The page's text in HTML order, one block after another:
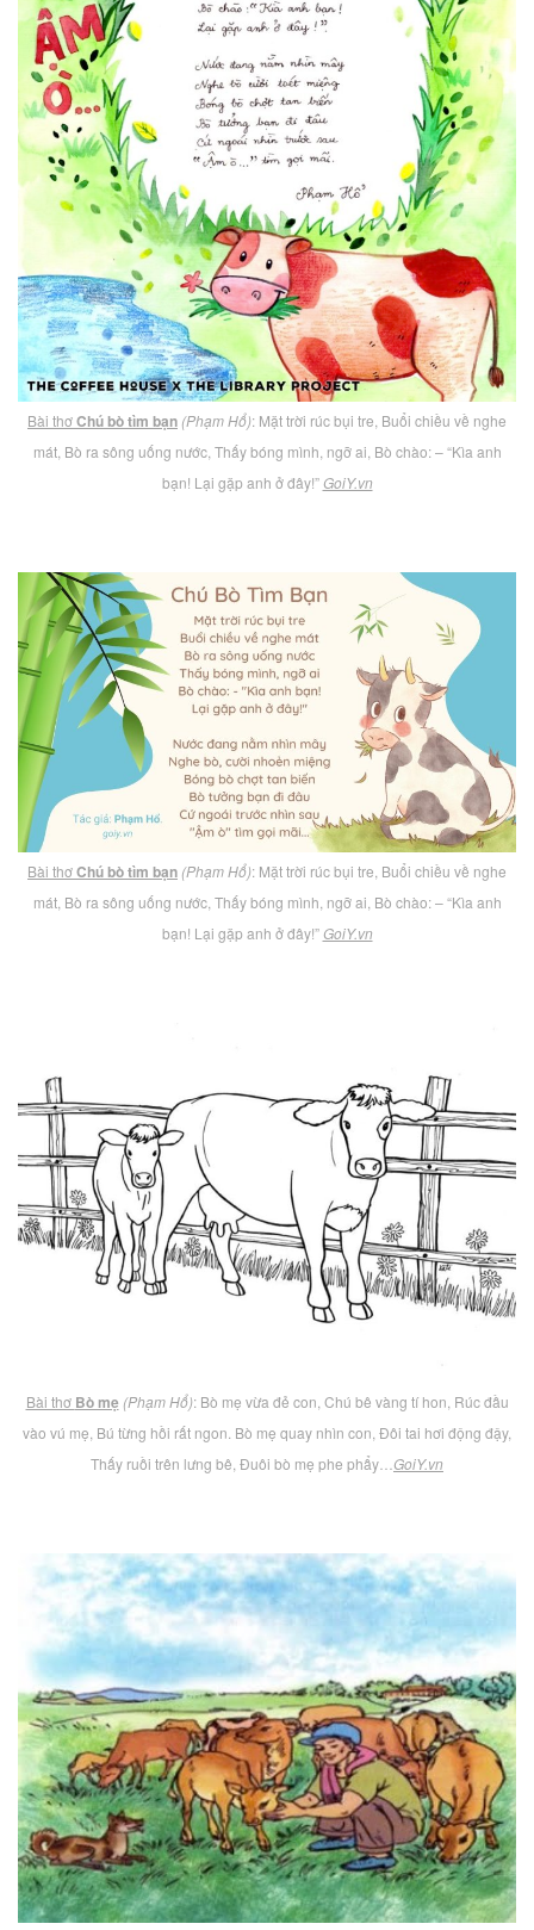
Bài thơChú bò tìm bạn (Phạm Hổ): Mặt trời rúc bụi tre, Buổi chiều về nghe
mát, Bò ra sông uống nước, Thấy bóng mình, ngỡ ai, Bò chào: – “Kìa anh
bạn! Lại gặp anh ở đây!” GoiY.vn
Bài thơChú bò tìm bạn (Phạm Hổ): Mặt trời rúc bụi tre, Buổi chiều về nghe
mát, Bò ra sông uống nước, Thấy bóng mình, ngỡ ai, Bò chào: – “Kìa anh
bạn! Lại gặp anh ở đây!” GoiY.vn
Bài thơ Bò mẹ (Phạm Hổ): Bò mẹ vừa đẻ con, Chú bê vàng tí hon, Rúc đầu
vào vú mẹ, Bú từng hồi rất ngon. Bò mẹ quay nhìn con, Đôi tai hơi động đậy,
Thấy ruồi trên lưng bê, Đuôi bò mẹ phe phẩy… GoiY.vn